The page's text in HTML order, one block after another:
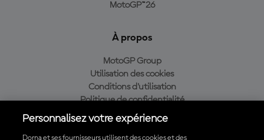
MotoGP™26
À propos
MotoGP Group
Utilisation des cookies
Conditions d'utilisation
Politique de confidentialité
Politique d’achat
Personnalisez votre expérience
Dorna et ses fournisseurs utilisent des cookies et des